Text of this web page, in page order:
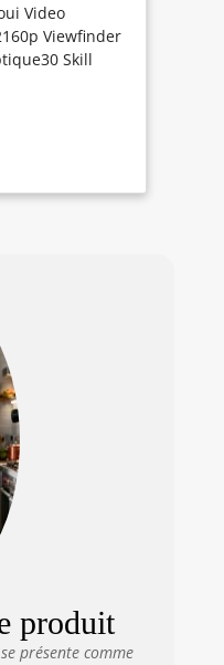
Video
Viewfinder
Skill
Wi-
Spot Display
still
Item
zoom:
produit
présente comme